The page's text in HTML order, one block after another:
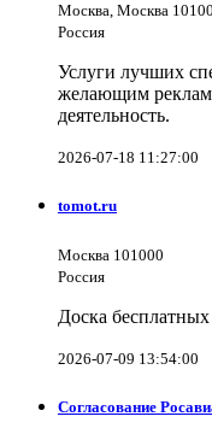
Москва, Москва
Россия
Услуги лучших
желающим
деятельность.
2026-07-18 11:27:00
tomot.ru
Москва 101000
Россия
Доска
2026-07-09 13:54:00
Согласование